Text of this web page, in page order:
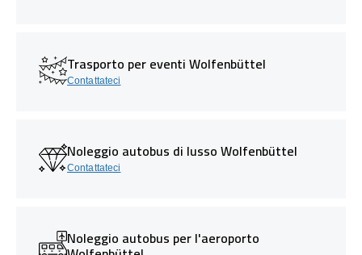
Trasporto per eventi Wolfenbüttel
Contattateci
Noleggio autobus di lusso Wolfenbüttel
Contattateci
Noleggio autobus per l'aeroporto